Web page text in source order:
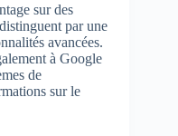
sur des
par une
avancées.
à Google
de
sur le